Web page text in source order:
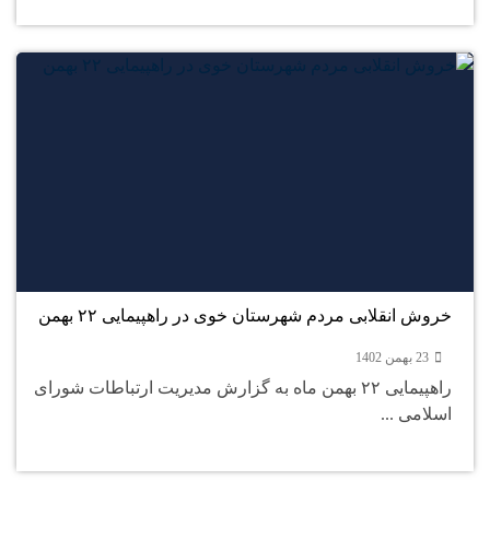
خروش انقلابی مردم شهرستان خوی در راهپیمایی ۲۲ بهمن
23 بهمن 1402
راهپیمایی ۲۲ بهمن ماه به گزارش مدیریت ارتباطات شورای
اسلامی ...